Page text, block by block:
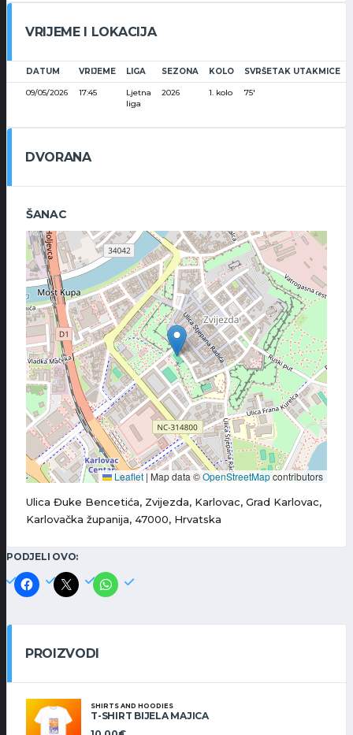
VRIJEME I LOKACIJA
DATUM VRIJEME LIGA SEZONA KOLO SVRŠETAK UTAKMICE
09/05/2026 17:45
Ljetna
liga
2026 1. kolo 75'
DVORANA
ŠANAC
Leaflet | Map data ©OpenStreetMapcontributors
Ulica Đuke Bencetića, Zvijezda, Karlovac, Grad Karlovac,
Karlovačka županija, 47000, Hrvatska
PODJELI OVO:
PROIZVODI
SHIRTS AND HOODIES
T-SHIRT BIJELA MAJICA